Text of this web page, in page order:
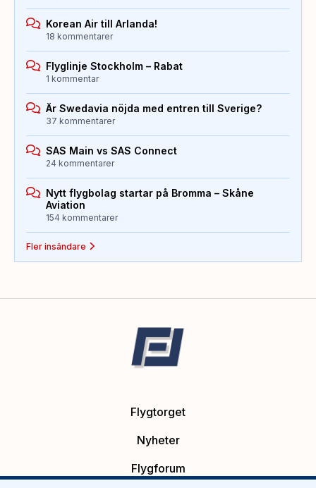
Korean Air till Arlanda!
18 kommentarer
Flyglinje Stockholm – Rabat
1 kommentar
Är Swedavia nöjda med entren till Sverige?
37 kommentarer
SAS Main vs SAS Connect
24 kommentarer
Nytt flygbolag startar på Bromma – Skåne
Aviation
154 kommentarer
Fler insändare
Flygtorget
Nyheter
Flygforum